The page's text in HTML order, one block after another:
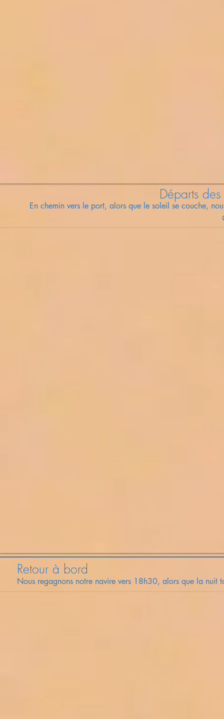
Départs
En chemin vers le port, alors que le soleil se couche,
Retour à bord
Nous regagnons notre navire vers 18h30, alors que la nuit